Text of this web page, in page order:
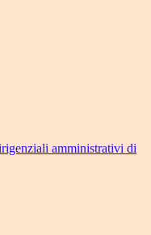
amministrativi di